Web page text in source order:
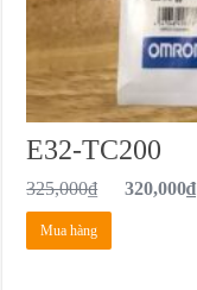
E32-TC200
325,000₫ 320,000₫
Mua hàng